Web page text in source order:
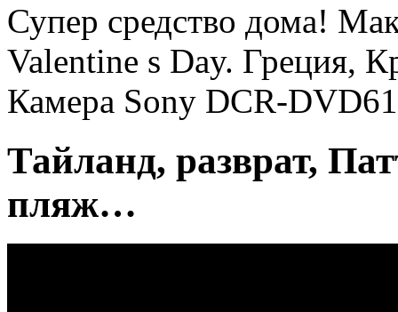
Супер средство дома!
Valentine s Day. Греция,
Камера Sony DCR-
Тайланд, разврат,
пляж…